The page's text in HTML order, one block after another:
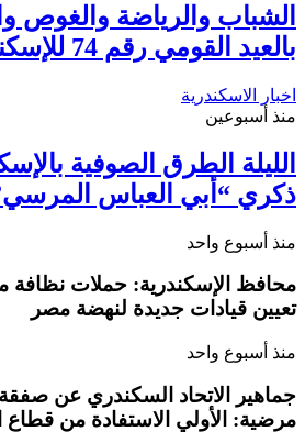
الشباب والرياضة والغوص
بالعيد القومي رقم 74 للإسكندرية..برنامج
اخبار الاسكندرية
منذ أسبوعين
الليلة الطرق الصوفية
ذكري “أبي العباس
منذ أسبوع واحد
محافظ الإسكندرية: حملات نظافة
تعيين قيادات جديدة لنهضة مصر
منذ أسبوع واحد
جماهير الاتحاد السكندري عن صفقة
مرضية: الأولي الاستفادة من قطاع